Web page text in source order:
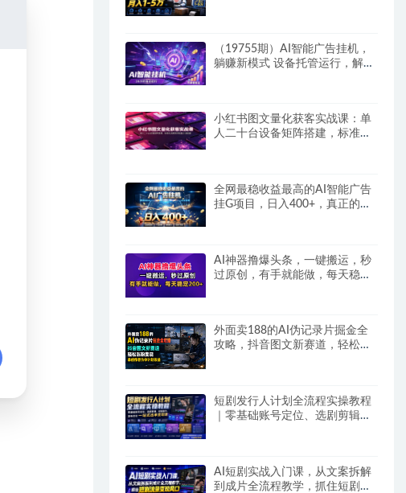
（19755期）AI智能广告挂机，
躺赚新模式 设备托管运行，解放
小红书图文量化获客实战课：单
人二十台设备矩阵搭建，标准化
全网最稳收益最高的AI智能广告
挂G项目，日入400+，真正的躺
AI神器撸爆头条，一键搬运，秒
过原创，有手就能做，每天稳定
外面卖188的AI伪记录片掘金全
攻略，抖音图文新赛道，轻松涨
短剧发行人计划全流程实操教程
｜零基础账号定位、选剧剪辑、
AI短剧实战入门课，从文案拆解
到成片全流程教学，抓住短剧流